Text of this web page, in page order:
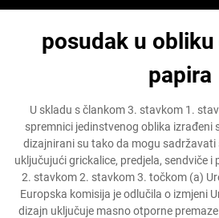
posudak u
papira
U skladu s člankom 3. stavkom 1.
spremnici jedinstvenog oblika izrađeni
dizajnirani su tako da mogu
uključujući grickalice, predjela, sendviče i
2. stavkom 2. stavkom 3. točkom (a)
Europska komisija je odlučila o izmjeni
dizajn uključuje masno otporne